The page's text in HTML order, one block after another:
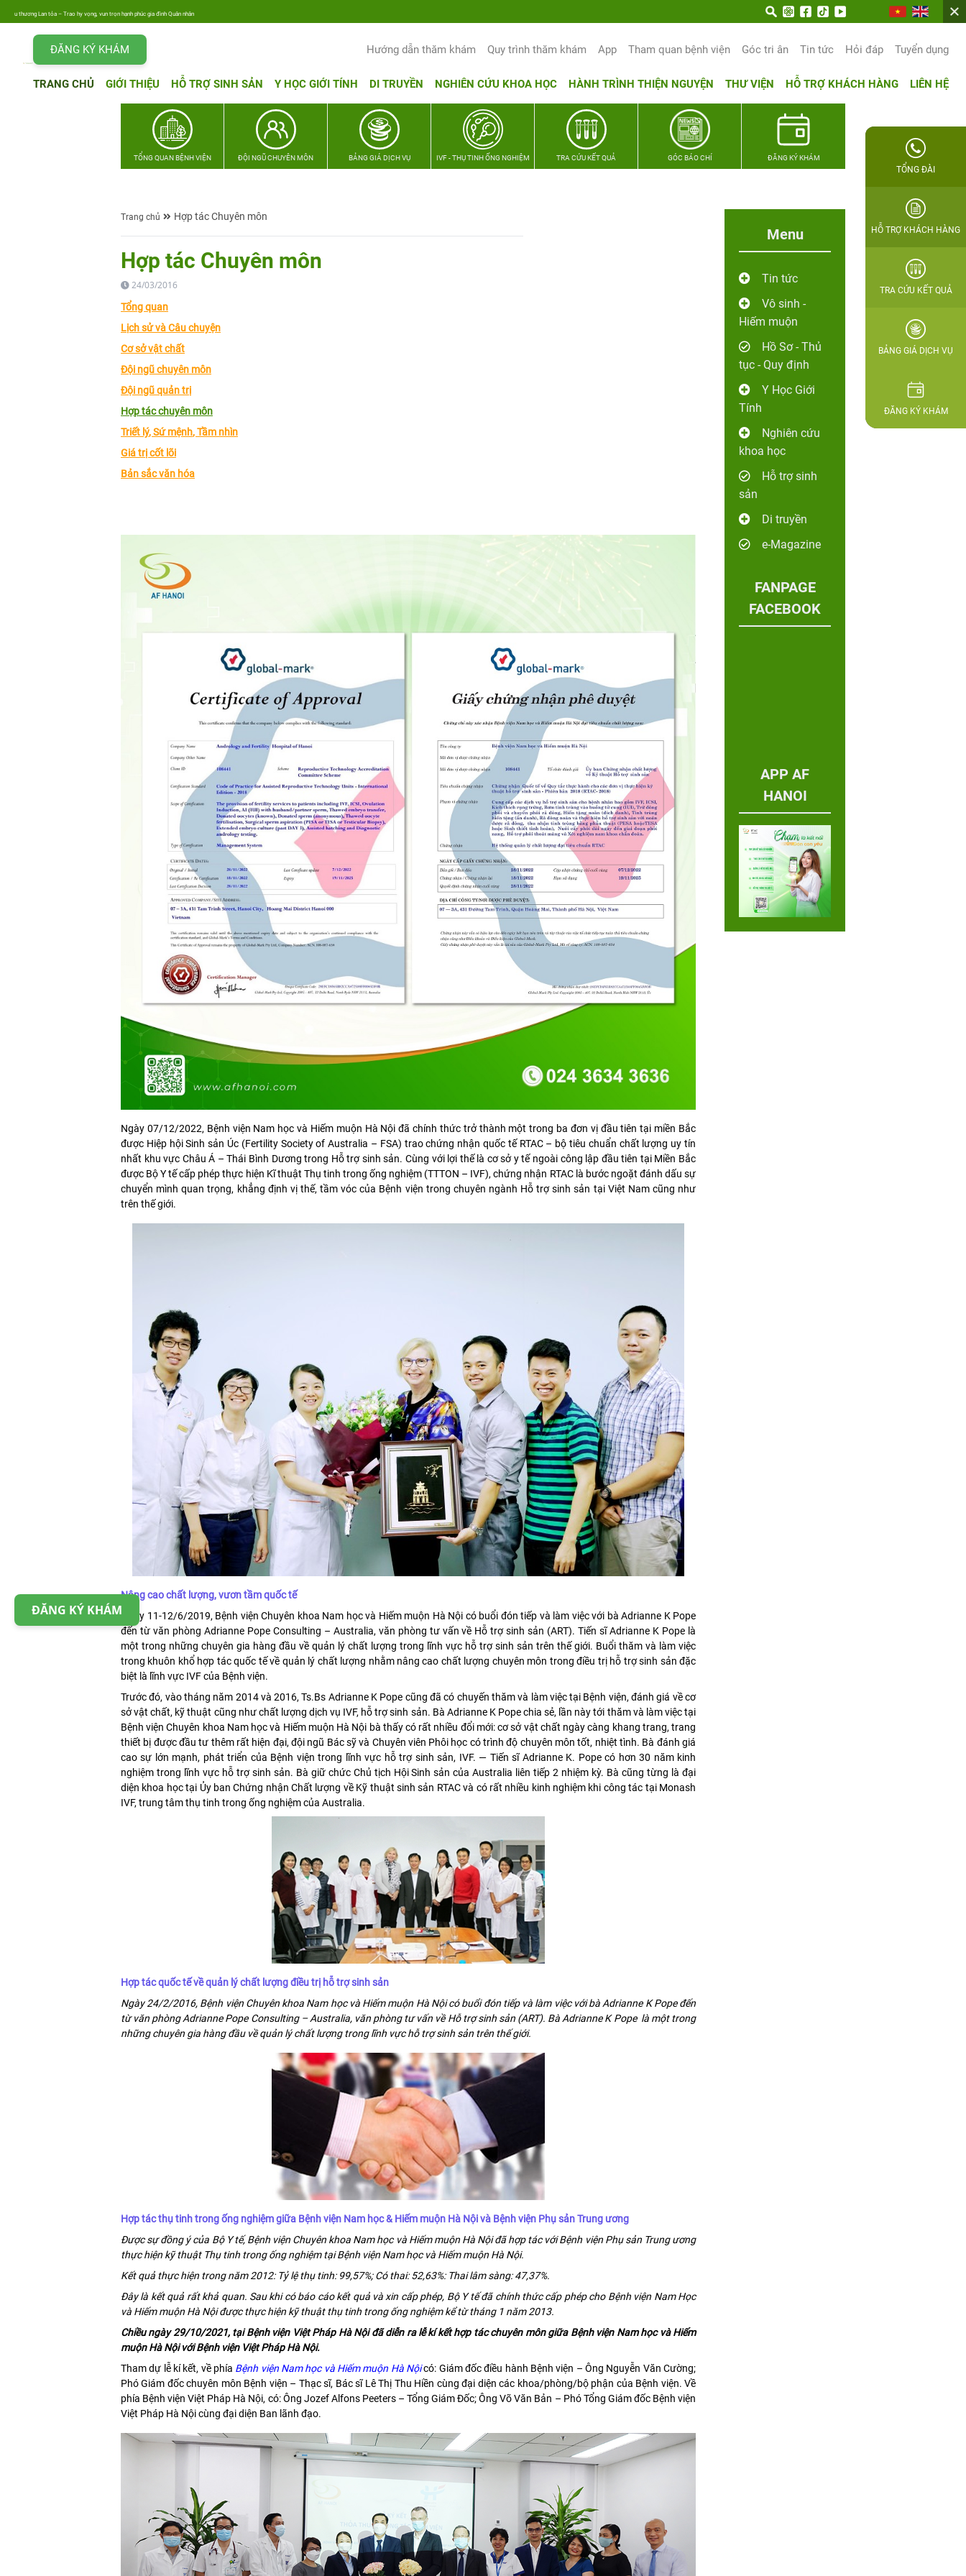
thương Lan tỏa – Trao hy vọng, vun trọn hạnh phúc gia đình Quân nhân
ĐĂNG KÝ KHÁM Hướng dẫn thăm khám Quy trình thăm khám App Tham quan bệnh viện Góc tri ân Tin tức Hỏi đáp Tuyển dụng
TRANG CHỦ GIỚI THIỆU HỖ TRỢ SINH SẢN Y HỌC GIỚI TÍNH DI TRUYỀN NGHIÊN CỨU KHOA HỌC HÀNH TRÌNH THIỆN NGUYỆN THƯ VIỆN HỖ TRỢ KHÁCH HÀNG LIÊN HỆ
TỔNG QUAN BỆNH VIỆN ĐỘI NGŨ CHUYÊN MÔN BẢNG GIÁ DỊCH VỤ IVF - THỤ TINH ỐNG NGHIỆM TRA CỨU KẾT QUẢ GÓC BÁO CHÍ ĐĂNG KÝ KHÁM
Trang chủ Hợp tác Chuyên môn
Hợp tác Chuyên môn
24/03/2016
Tổng quan
Lịch sử và Câu chuyện
Cơ sở vật chất
Đội ngũ chuyên môn
Đội ngũ quản trị
Hợp tác chuyên môn
Triết lý, Sứ mệnh, Tầm nhìn
Giá trị cốt lõi
Bản sắc văn hóa
Ngày 07/12/2022, Bệnh viện Nam học và Hiếm muộn Hà Nội đã chính thức trở thành một trong ba đơn vị đầu tiên tại miền Bắc
được Hiệp hội Sinh sản Úc (Fertility Society of Australia – FSA) trao chứng nhận quốc tế RTAC – bộ tiêu chuẩn chất lượng uy tín
nhất khu vực Châu Á – Thái Bình Dương trong Hỗ trợ sinh sản. Cùng với lợi thế là cơ sở y tế ngoài công lập đầu tiên tại Miền Bắc
được Bộ Y tế cấp phép thực hiện Kĩ thuật Thụ tinh trong ống nghiệm (TTTON – IVF), chứng nhận RTAC là bước ngoặt đánh dấu sự
chuyển mình quan trọng, khẳng định vị thế, tầm vóc của Bệnh viện trong chuyên ngành Hỗ trợ sinh sản tại Việt Nam cũng như
trên thế giới.
Nâng cao chất lượng, vươn tầm quốc tế
Ngày 11-12/6/2019, Bệnh viện Chuyên khoa Nam học và Hiếm muộn Hà Nội có buổi đón tiếp và làm việc với bà Adrianne K Pope
đến từ văn phòng Adrianne Pope Consulting – Australia, văn phòng tư vấn về Hỗ trợ sinh sản (ART). Tiến sĩ Adrianne K Pope là
một trong những chuyên gia hàng đầu về quản lý chất lượng trong lĩnh vực hỗ trợ sinh sản trên thế giới. Buổi thăm và làm việc
trong khuôn khổ hợp tác quốc tế về quản lý chất lượng nhằm nâng cao chất lượng chuyên môn trong điều trị hỗ trợ sinh sản đặc
biệt là lĩnh vực IVF của Bệnh viện.
Trước đó, vào tháng năm 2014 và 2016, Ts.Bs Adrianne K Pope cũng đã có chuyến thăm và làm việc tại Bệnh viện, đánh giá về cơ
sở vật chất, kỹ thuật cũng như chất lượng dịch vụ IVF, hỗ trợ sinh sản. Bà Adrianne K Pope chia sẻ, lần này tới thăm và làm việc tại
Bệnh viện Chuyên khoa Nam học và Hiếm muộn Hà Nội bà thấy có rất nhiều đổi mới: cơ sở vật chất ngày càng khang trang, trang
thiết bị được đầu tư thêm rất hiện đại, đội ngũ Bác sỹ và Chuyên viên Phôi học có trình độ chuyên môn tốt, nhiệt tình. Bà đánh giá
cao sự lớn mạnh, phát triển của Bệnh viện trong lĩnh vực hỗ trợ sinh sản, IVF. — Tiến sĩ Adrianne K. Pope có hơn 30 năm kinh
nghiệm trong lĩnh vực hỗ trợ sinh sản. Bà giữ chức Chủ tịch Hội Sinh sản của Australia liên tiếp 2 nhiệm kỳ. Bà cũng từng là đại
diện khoa học tại Ủy ban Chứng nhận Chất lượng về Kỹ thuật sinh sản RTAC và có rất nhiều kinh nghiệm khi công tác tại Monash
IVF, trung tâm thụ tinh trong ống nghiệm của Australia.
Hợp tác quốc tế về quản lý chất lượng điều trị hỗ trợ sinh sản
Ngày 24/2/2016, Bệnh viện Chuyên khoa Nam học và Hiếm muộn Hà Nội có buổi đón tiếp và làm việc với bà Adrianne K Pope đến
từ văn phòng Adrianne Pope Consulting – Australia, văn phòng tư vấn về Hỗ trợ sinh sản (ART). Bà Adrianne K Pope là một trong
những chuyên gia hàng đầu về quản lý chất lượng trong lĩnh vực hỗ trợ sinh sản trên thế giới.
Hợp tác thụ tinh trong ống nghiệm giữa Bệnh viện Nam học & Hiếm muộn Hà Nội và Bệnh viện Phụ sản Trung ương
Được sự đồng ý của Bộ Y tế, Bệnh viện Chuyên khoa Nam học và Hiếm muộn Hà Nội đã hợp tác với Bệnh viện Phụ sản Trung ương
thực hiện kỹ thuật Thụ tinh trong ống nghiệm tại Bệnh viện Nam học và Hiếm muộn Hà Nội.
Kết quả thực hiện trong năm 2012: Tỷ lệ thụ tinh: 99,57%; Có thai: 52,63%: Thai lâm sàng: 47,37%.
Đây là kết quả rất khả quan. Sau khi có báo cáo kết quả và xin cấp phép, Bộ Y tế đã chính thức cấp phép cho Bệnh viện Nam Học
và Hiếm muộn Hà Nội được thực hiện kỹ thuật thụ tinh trong ống nghiệm kể từ tháng 1 năm 2013.
Chiều ngày 29/10/2021, tại Bệnh viện Việt Pháp Hà Nội đã diễn ra lễ kí kết hợp tác chuyên môn giữa Bệnh viện Nam học và Hiếm
muộn Hà Nội với Bệnh viện Việt Pháp Hà Nội.
Tham dự lễ kí kết, về phía Bệnh viện Nam học và Hiếm muộn Hà Nộicó: Giám đốc điều hành Bệnh viện – Ông Nguyễn Văn Cường;
Phó Giám đốc chuyên môn Bệnh viện – Thạc sĩ, Bác sĩ Lê Thị Thu Hiền cùng đại diện các khoa/phòng/bộ phận của Bệnh viện. Về
phía Bệnh viện Việt Pháp Hà Nội, có: Ông Jozef Alfons Peeters – Tổng Giám Đốc; Ông Võ Văn Bản – Phó Tổng Giám đốc Bệnh viện
Việt Pháp Hà Nội cùng đại diện Ban lãnh đạo.
Menu
Tin tức
Vô sinh -
Hiếm muộn
Hồ Sơ - Thủ
tục - Quy định
Y Học Giới
Tính
Nghiên cứu
khoa học
Hỗ trợ sinh
sản
Di truyền
e-Magazine
FANPAGE
FACEBOOK
APP AF
HANOI
TỔNG ĐÀI
HỖ TRỢ KHÁCH HÀNG
TRA CỨU KẾT QUẢ
BẢNG GIÁ DỊCH VỤ
ĐĂNG KÝ KHÁM
ĐĂNG KÝ KHÁM